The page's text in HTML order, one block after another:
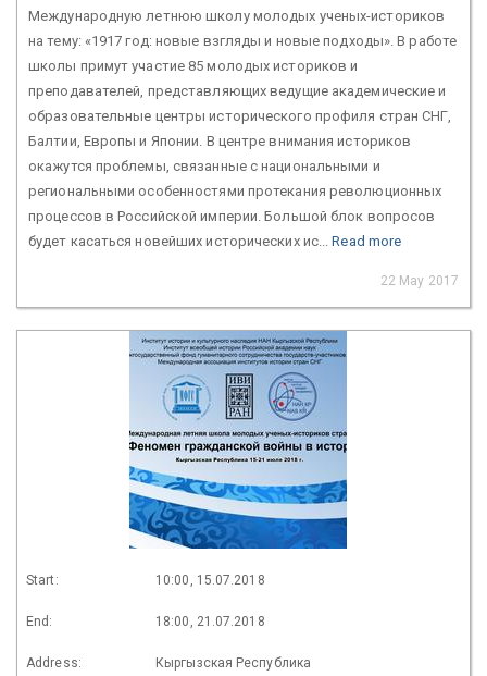
Международную летнюю школу молодых ученых-историков
на тему: «1917 год: новые взгляды и новые подходы». В работе
школы примут участие 85 молодых историков и
преподавателей, представляющих ведущие академические и
образовательные центры исторического профиля стран СНГ,
Балтии, Европы и Японии. В центре внимания историков
окажутся проблемы, связанные с национальными и
региональными особенностями протекания революционных
процессов в Российской империи. Большой блок вопросов
будет касаться новейших исторических ис...Read more
22 May 2017
Start: 10:00, 15.07.2018
End: 18:00, 21.07.2018
Address: Кыргызская Республика